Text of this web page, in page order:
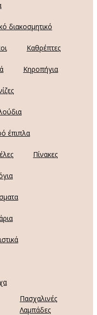
διακοσμητικό
Καθρέπτες
Κηροπήγια
έπιπλα
Πίνακες
Πασχαλινές
Λαμπάδες